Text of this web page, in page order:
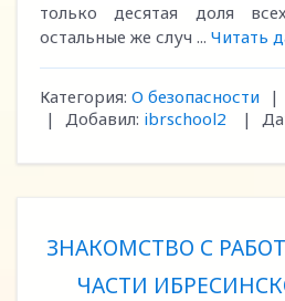
только десятая доля
остальные же случ ... Читать
Категория: О безопасности |
|
Добавил: ibrschool2 |
ЗНАКОМСТВО С
ЧАСТИ